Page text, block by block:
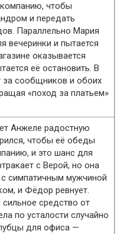
чтобы
и передать
Параллельно Мария
вечеринки и пытается
оказывается
её остановить. В
за сообщников и обоих
«поход за платьем»
Анжеле радостную
чтобы её обеды
и это шанс для
с Верой, но она
с симпатичным мужчиной
и Фёдор ревнует.
средство от
по усталости случайно
для офиса —